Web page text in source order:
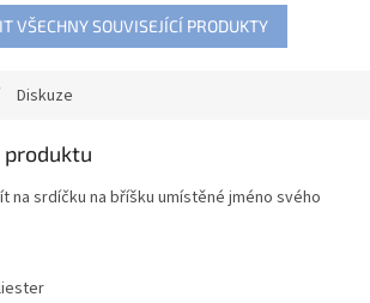
VŠECHNY SOUVISEJÍCÍ PRODUKTY
Diskuze
produktu
na srdíčku na bříšku umístěné jméno svého